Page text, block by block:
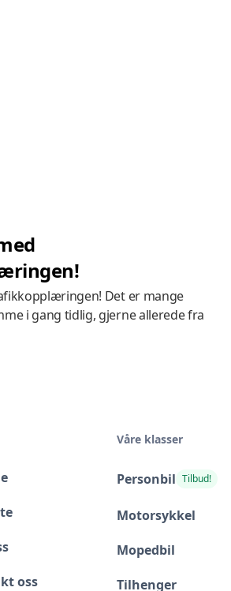
Det er mange
i gang tidlig, gjerne allerede fra
oss
Våre klasser
Personbil Tilbud!
Motorsykkel
Mopedbil
Tilhenger